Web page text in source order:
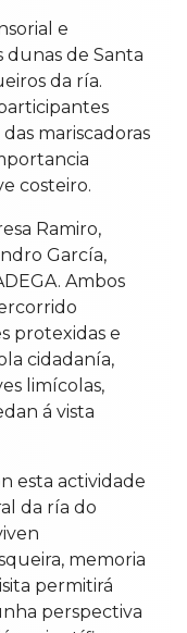
e
de Santa
da ría.
mariscadoras
costeiro.
Ramiro,
García,
Ambos
protexidas e
cidadanía,
limícolas,
á vista
esta actividade
da ría do
memoria
permitirá
perspectiva